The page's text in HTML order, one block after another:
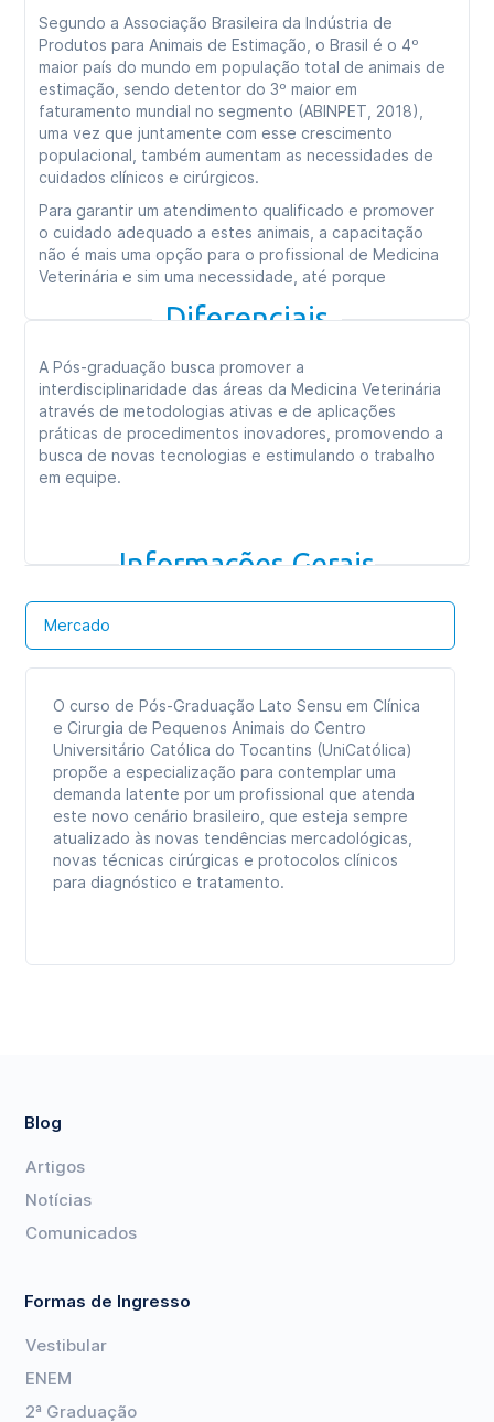
Segundo a Associação Brasileira da Indústria de
Produtos para Animais de Estimação, o Brasil é o 4º
maior país do mundo em população total de animais de
estimação, sendo detentor do 3º maior em
faturamento mundial no segmento (ABINPET, 2018),
uma vez que juntamente com esse crescimento
populacional, também aumentam as necessidades de
cuidados clínicos e cirúrgicos.
Para garantir um atendimento qualificado e promover
o cuidado adequado a estes animais, a capacitação
não é mais uma opção para o profissional de Medicina
Veterinária e sim uma necessidade, até porque
mais exigente com relação às técnicas e métodos a
Profissionais com formação superior em Medicina
Veterinária, que pretendam qualificar-se para atuar no
mercado ou que já atuam no atendimento clínico e
cirúrgico de pequenos animais que necessitem de
reciclagem preparando-se para novos desafios, além
dos recém-graduados ou graduandos no final do curso
Diferenciais
A Pós-graduação busca promover a
interdisciplinaridade das áreas da Medicina Veterinária
através de metodologias ativas e de aplicações
práticas de procedimentos inovadores, promovendo a
busca de novas tecnologias e estimulando o trabalho
em equipe.
Informações Gerais
Mercado
O curso de Pós-Graduação Lato Sensu em Clínica
e Cirurgia de Pequenos Animais do Centro
Universitário Católica do Tocantins (UniCatólica)
propõe a especialização para contemplar uma
demanda latente por um profissional que atenda
este novo cenário brasileiro, que esteja sempre
atualizado às novas tendências mercadológicas,
novas técnicas cirúrgicas e protocolos clínicos
para diagnóstico e tratamento.
Blog
Artigos
Notícias
Comunicados
Formas de Ingresso
Vestibular
ENEM
2ª Graduação